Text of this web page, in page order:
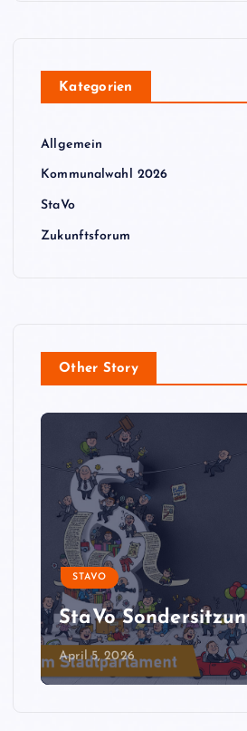
Kategorien
Allgemein
Kommunalwahl 2026
StaVo
Zukunftsforum
Other Story
STAVO
StaVo
April 5, 2026